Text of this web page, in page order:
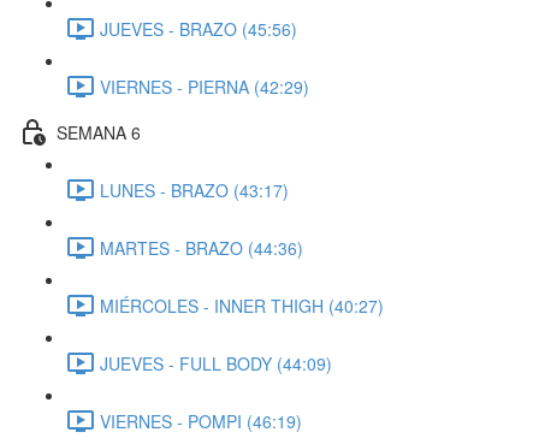
JUEVES - BRAZO (45:56)
VIERNES - PIERNA (42:29)
SEMANA 6
LUNES - BRAZO (43:17)
MARTES - BRAZO (44:36)
MIÉRCOLES - INNER THIGH (40:27)
JUEVES - FULL BODY (44:09)
VIERNES - POMPI (46:19)